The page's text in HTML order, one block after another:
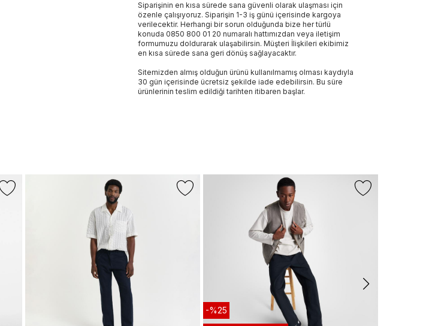
Siparişinin en kısa sürede sana güvenli olarak ulaşması için
özenle çalışıyoruz. Siparişin 1-3 iş günü içerisinde kargoya
verilecektir. Herhangi bir sorun olduğunda bize her türlü
konuda 0850 800 01 20 numaralı hattımızdan veya iletişim
formumuzu doldurarak ulaşabilirsin. Müşteri İlişkileri ekibimiz
en kısa sürede sana geri dönüş sağlayacaktır.
Sitemizden almış olduğun ürünü kullanılmamış olması kaydıyla
30 gün içerisinde ücretsiz şekilde iade edebilirsin. Bu süre
ürünlerinin teslim edildiği tarihten itibaren başlar.
-%25